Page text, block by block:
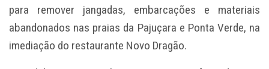
para remover jangadas, embarcações e materiais
abandonados nas praias da Pajuçara e Ponta Verde, na
imediação do restaurante Novo Dragão.